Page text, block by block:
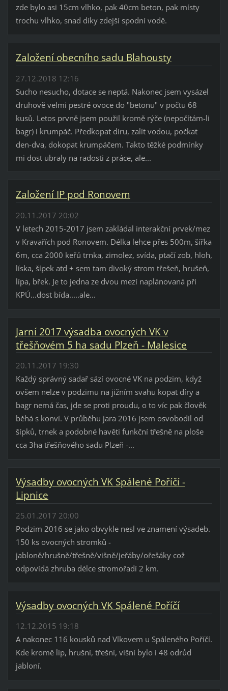
zde bylo asi 15cm vlhko, pak 40cm beton, pak místy
trochu vlhko, snad díky zdejší spodní vodě.
Založení obecního sadu Blahousty
27.12.2018 12:16
Sucho nesucho, dotace se neptá. Nakonec jsem vysázel
druhově velmi pestré ovoce do "betonu" v počtu 68
kusů. Letos prvně jsem použil kromě rýče (nepočítám-li
bagr) i krumpáč. Předkopat díru, zalít vodou, počkat
den-dva, dokopat krumpáčem. Takto těžké podmínky
mi dost ubraly na radosti z práce, ale...
Založení IP pod Ronovem
20.11.2017 20:02
V letech 2015-2017 jsem zakládal interakční prvek/mez
v Kravařích pod Ronovem. Délka lehce přes 500m, šířka
6m, cca 2000 keřů trnka, zimolez, svída, ptačí zob, hloh,
líska, šípek atd + sem tam divoký strom třešeň, hrušeň,
lípa, břek. Je to jedna ze dvou mezí naplánovaná při
KPÚ...dost bída.....ale...
Jarní 2017 výsadba ovocných VK v
třešňovém 5 ha sadu Plzeň - Malesice
20.11.2017 19:30
Každý správný sadař sází ovocné VK na podzim, když
ovšem nelze v podzimu na jižním svahu kopat díry a
bagr nemá čas, jde se proti proudu, o to víc pak člověk
běhá s konví. V průběhu jara 2016 jsem osvobodil od
šípků, trnek a podobné havěti funkční třešně na ploše
cca 3ha třešňového sadu Plzeň -...
Výsadby ovocných VK Spálené Poříčí -
Lipnice
25.01.2017 20:00
Podzim 2016 se jako obvykle nesl ve znamení výsadeb.
150 ks ovocných stromků -
jabloně/hrušně/třešně/višně/jeřáby/ořešáky což
odpovídá zhruba délce stromořadí 2 km.
Výsadby ovocných VK Spálené Poříčí
12.12.2015 19:18
A nakonec 116 kousků nad Vlkovem u Spáleného Poříčí.
Kde kromě lip, hrušní, třešní, višní bylo i 48 odrůd
jabloní.